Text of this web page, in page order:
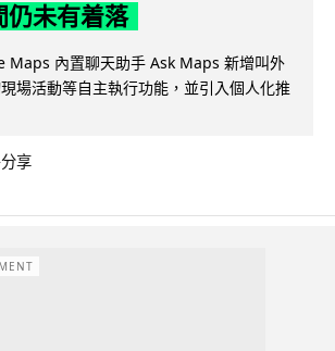
仍未有着落
Maps 內置聊天助手 Ask Maps 新增叫外
場活動等自主執行功能，並引入個人化推
分享